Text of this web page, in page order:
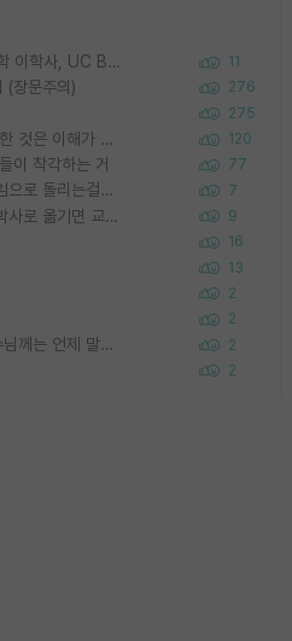
Korea University 수학, 컴퓨터과학 이학사, UC Berkeley 산업공학 대학원 공학박사가 되는 것은 쉽지 않겠죠? 11
(장문주의) 276
275
대학원생들 교수에게 가스라이팅 당한 것은 이해가 갑니다. 안타깝네요. 120
이 착각하는 거 77
왜 후배가 못하는걸 교수님은 내 책임으로 돌리는걸까요? 7
SSH 박사과정을 그만두고 지방대 박사로 옮기면 교수의 꿈은 끝일까요? 9
16
13
2
2
타대학원 컨텍 준비중인데, 지도교수님께는 언제 말씀드려야 할까요? 2
2